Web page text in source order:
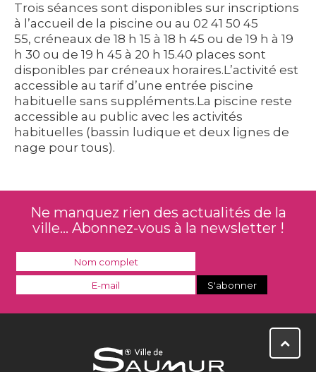
Trois séances sont disponibles sur inscriptions
à l’accueil de la piscine ou au 02 41 50 45
55, créneaux de 18 h 15 à 18 h 45 ou de 19 h à 19
h 30 ou de 19 h 45 à 20 h 15.40 places sont
disponibles par créneaux horaires.L’activité est
accessible au tarif d’une entrée piscine
habituelle sans suppléments.La piscine reste
accessible au public avec les activités
habituelles (bassin ludique et deux lignes de
nage pour tous).
Ne manquez rien des actualités de la
ville... Abonnez-vous à la newsletter !